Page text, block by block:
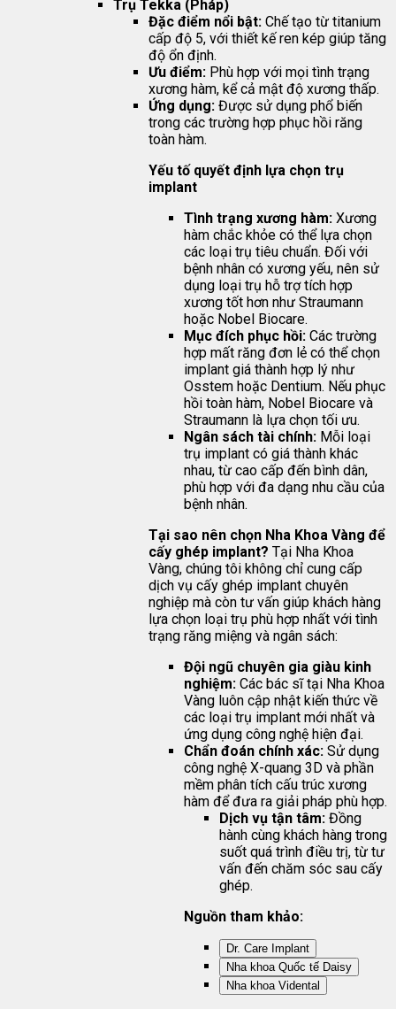
Trụ Tekka (Pháp)
Đặc điểm nổi bật: Chế tạo từ titanium
cấp độ 5, với thiết kế ren kép giúp tăng
độ ổn định.
Ưu điểm: Phù hợp với mọi tình trạng
xương hàm, kể cả mật độ xương thấp.
Ứng dụng: Được sử dụng phổ biến
trong các trường hợp phục hồi răng
toàn hàm.
Yếu tố quyết định lựa chọn trụ
implant
Tình trạng xương hàm: Xương
hàm chắc khỏe có thể lựa chọn
các loại trụ tiêu chuẩn. Đối với
bệnh nhân có xương yếu, nên sử
dụng loại trụ hỗ trợ tích hợp
xương tốt hơn như Straumann
hoặc Nobel Biocare.
Mục đích phục hồi: Các trường
hợp mất răng đơn lẻ có thể chọn
implant giá thành hợp lý như
Osstem hoặc Dentium. Nếu phục
hồi toàn hàm, Nobel Biocare và
Straumann là lựa chọn tối ưu.
Ngân sách tài chính: Mỗi loại
trụ implant có giá thành khác
nhau, từ cao cấp đến bình dân,
phù hợp với đa dạng nhu cầu của
bệnh nhân.
Tại sao nên chọn Nha Khoa Vàng để
cấy ghép implant? Tại Nha Khoa
Vàng, chúng tôi không chỉ cung cấp
dịch vụ cấy ghép implant chuyên
nghiệp mà còn tư vấn giúp khách hàng
lựa chọn loại trụ phù hợp nhất với tình
trạng răng miệng và ngân sách:
Đội ngũ chuyên gia giàu kinh
nghiệm: Các bác sĩ tại Nha Khoa
Vàng luôn cập nhật kiến thức về
các loại trụ implant mới nhất và
ứng dụng công nghệ hiện đại.
Chẩn đoán chính xác: Sử dụng
công nghệ X-quang 3D và phần
mềm phân tích cấu trúc xương
hàm để đưa ra giải pháp phù hợp.
Dịch vụ tận tâm: Đồng
hành cùng khách hàng trong
suốt quá trình điều trị, từ tư
vấn đến chăm sóc sau cấy
ghép.
Nguồn tham khảo:
Dr. Care Implant
Nha khoa Quốc tế Daisy
Nha khoa Vidental